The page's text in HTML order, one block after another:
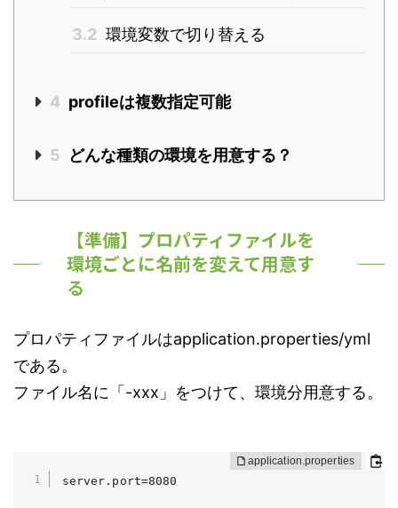
3.2 環境変数で切り替える
4 profileは複数指定可能
5 どんな種類の環境を用意する？
【準備】プロパティファイルを
環境ごとに名前を変えて用意す
る
プロパティファイルはapplication.properties/yml
である。
ファイル名に「-xxx」をつけて、環境分用意する。
server.port=8080